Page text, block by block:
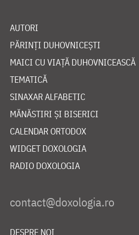
AUTORI
PĂRINȚI DUHOVNICEȘTI
MAICI CU VIAȚĂ DUHOVNICEASCĂ
TEMATICĂ
SINAXAR ALFABETIC
MĂNĂSTIRI ȘI BISERICI
CALENDAR ORTODOX
WIDGET DOXOLOGIA
RADIO DOXOLOGIA
DESPRE NOI